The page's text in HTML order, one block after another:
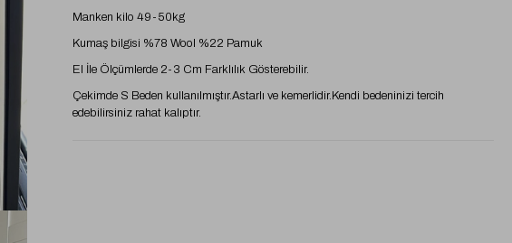
Manken kilo 49-50kg
Kumaş bilgisi %78 Wool %22 Pamuk
El İle Ölçümlerde 2-3 Cm Farklılık Gösterebilir.
Çekimde S Beden kullanılmıştır.Astarlı ve kemerlidir.Kendi bedeninizi tercih
edebilirsiniz rahat kalıptır.